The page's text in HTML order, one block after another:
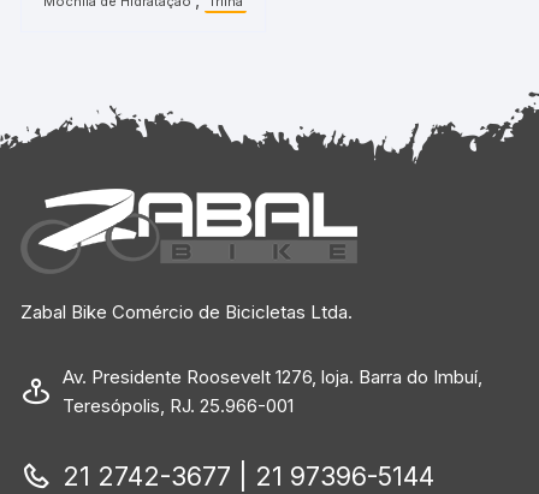
Zabal Bike Comércio de Bicicletas Ltda.
Av. Presidente Roosevelt 1276, loja. Barra do Imbuí,
Teresópolis, RJ. 25.966-001
21 2742-3677 | 21 97396-5144